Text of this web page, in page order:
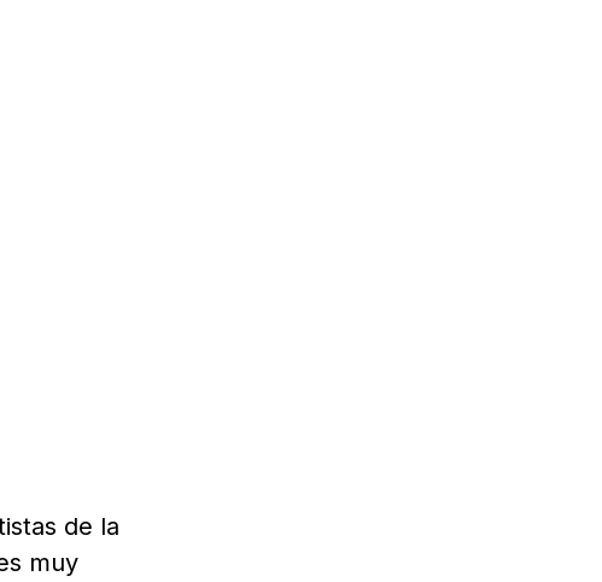
de la
muy